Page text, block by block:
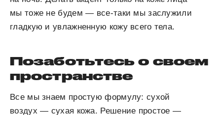
мы тоже не будем — все-таки мы заслужили
гладкую и увлажненную кожу всего тела.
Позаботьтесь о своем
пространстве
Все мы знаем простую формулу: сухой
воздух — сухая кожа. Решение простое —